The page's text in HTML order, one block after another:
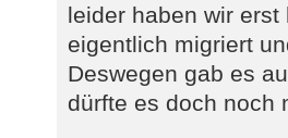
",case when
c.udt_name else
type_name " +
leider haben wir
eigentlich migriert
Deswegen gab es
dürfte es doch noch